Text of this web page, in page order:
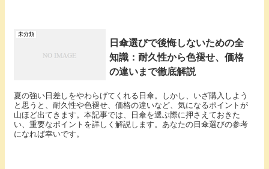
未分類
日傘選びで後悔しないための全
知識：耐久性から色褪せ、価格
の違いまで徹底解説
夏の強い日差しをやわらげてくれる日傘。しかし、いざ購入しよう
と思うと、耐久性や色褪せ、価格の違いなど、気になるポイントが
山ほど出てきます。本記事では、日傘を選ぶ際に押さえておきた
い、重要なポイントを詳しく解説します。あなたの日傘選びの参考
になれば幸いです。